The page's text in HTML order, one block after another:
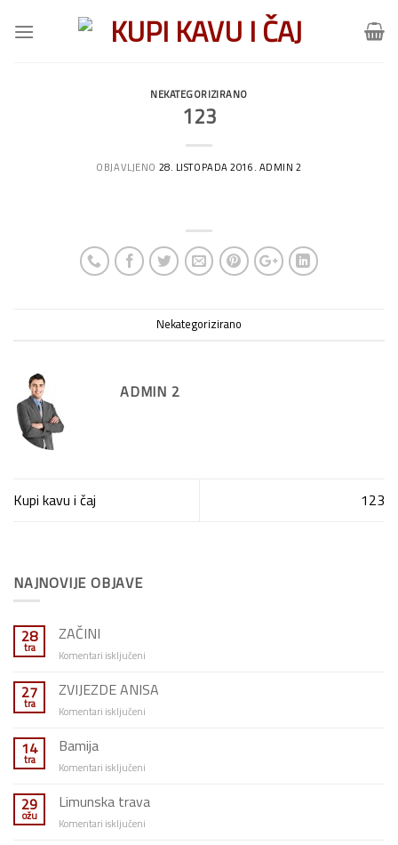
NEKATEGORIZIRANO
123
OBJAVLJENO 28. LISTOPADA 2016. ADMIN 2
Nekategorizirano
ADMIN 2
Kupi kavu i čaj 123
NAJNOVIJE OBJAVE
28
tra
ZAČINI
Komentari isključeni
27
tra
ZVIJEZDE ANISA
Komentari isključeni
14
tra
Bamija
Komentari isključeni
29
ožu
Limunska trava
Komentari isključeni